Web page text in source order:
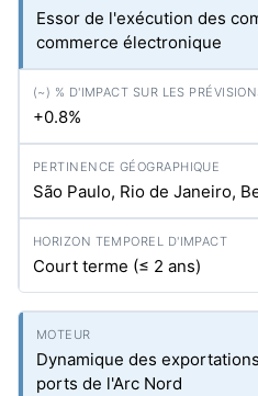
Essor de l'exécution des
commerce électronique
+0.8%
São Paulo, Rio de Janeiro,
Court terme (≤ 2 ans)
Dynamique des
ports de l'Arc Nord